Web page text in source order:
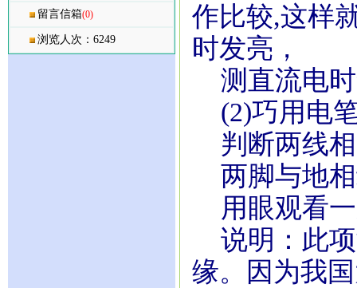
留言信箱(0)
浏览人次：6249
作比较,这样
时发亮，
测直流电时
(2)巧用电
判断两线相
两脚与地相
用眼观看一
说明：此项
缘。因为我